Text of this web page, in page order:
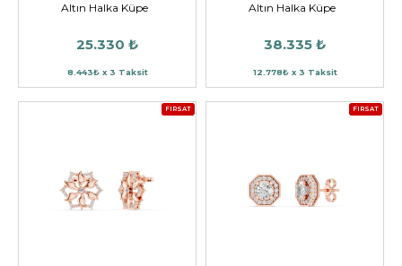
Altın Halka Küpe
25.330 ₺
8.443₺ x 3 Taksit
Altın Halka Küpe
38.335 ₺
12.778₺ x 3 Taksit
FIRSAT FIRSAT